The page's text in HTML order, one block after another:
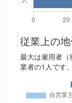
従業上の地
最大は雇用者
業者の1人です。